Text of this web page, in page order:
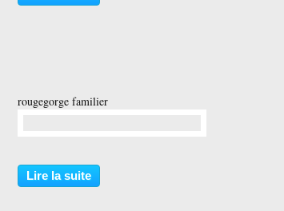
rougegorge familier
Lire la suite